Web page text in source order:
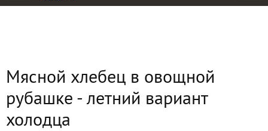
Мясной хлебец в овощной
рубашке - летний вариант
холодца